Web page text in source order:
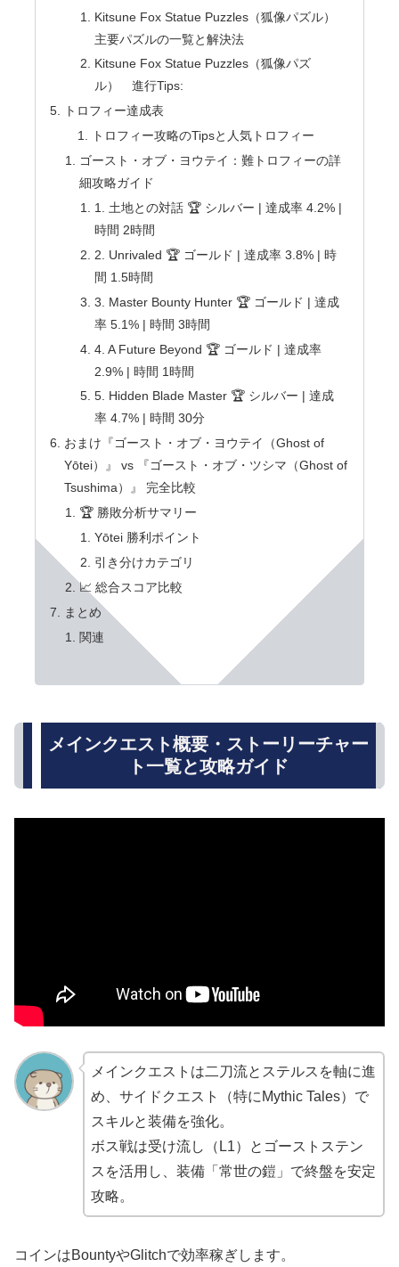
Kitsune Fox Statue Puzzles（狐像パズル）
主要パズルの一覧と解決法
Kitsune Fox Statue Puzzles（狐像パズ
ル） 進行Tips:
トロフィー達成表
トロフィー攻略のTipsと人気トロフィー
ゴースト・オブ・ヨウテイ：難トロフィーの詳
細攻略ガイド
1. 土地との対話 🏆 シルバー | 達成率 4.2% |
時間 2時間
2. Unrivaled 🏆 ゴールド | 達成率 3.8% | 時
間 1.5時間
3. Master Bounty Hunter 🏆 ゴールド | 達成
率 5.1% | 時間 3時間
4. A Future Beyond 🏆 ゴールド | 達成率
2.9% | 時間 1時間
5. Hidden Blade Master 🏆 シルバー | 達成
率 4.7% | 時間 30分
おまけ『ゴースト・オブ・ヨウテイ（Ghost of
Yōtei）』 vs 『ゴースト・オブ・ツシマ（Ghost of
Tsushima）』 完全比較
🏆 勝敗分析サマリー
Yōtei 勝利ポイント
引き分けカテゴリ
📈 総合スコア比較
まとめ
関連
メインクエスト概要・ストーリーチャー
ト一覧と攻略ガイド
メインクエストは二刀流とステルスを軸に進
め、サイドクエスト（特にMythic Tales）で
スキルと装備を強化。
ボス戦は受け流し（L1）とゴーストステン
スを活用し、装備「常世の鎧」で終盤を安定
攻略。
コインはBountyやGlitchで効率稼ぎします。